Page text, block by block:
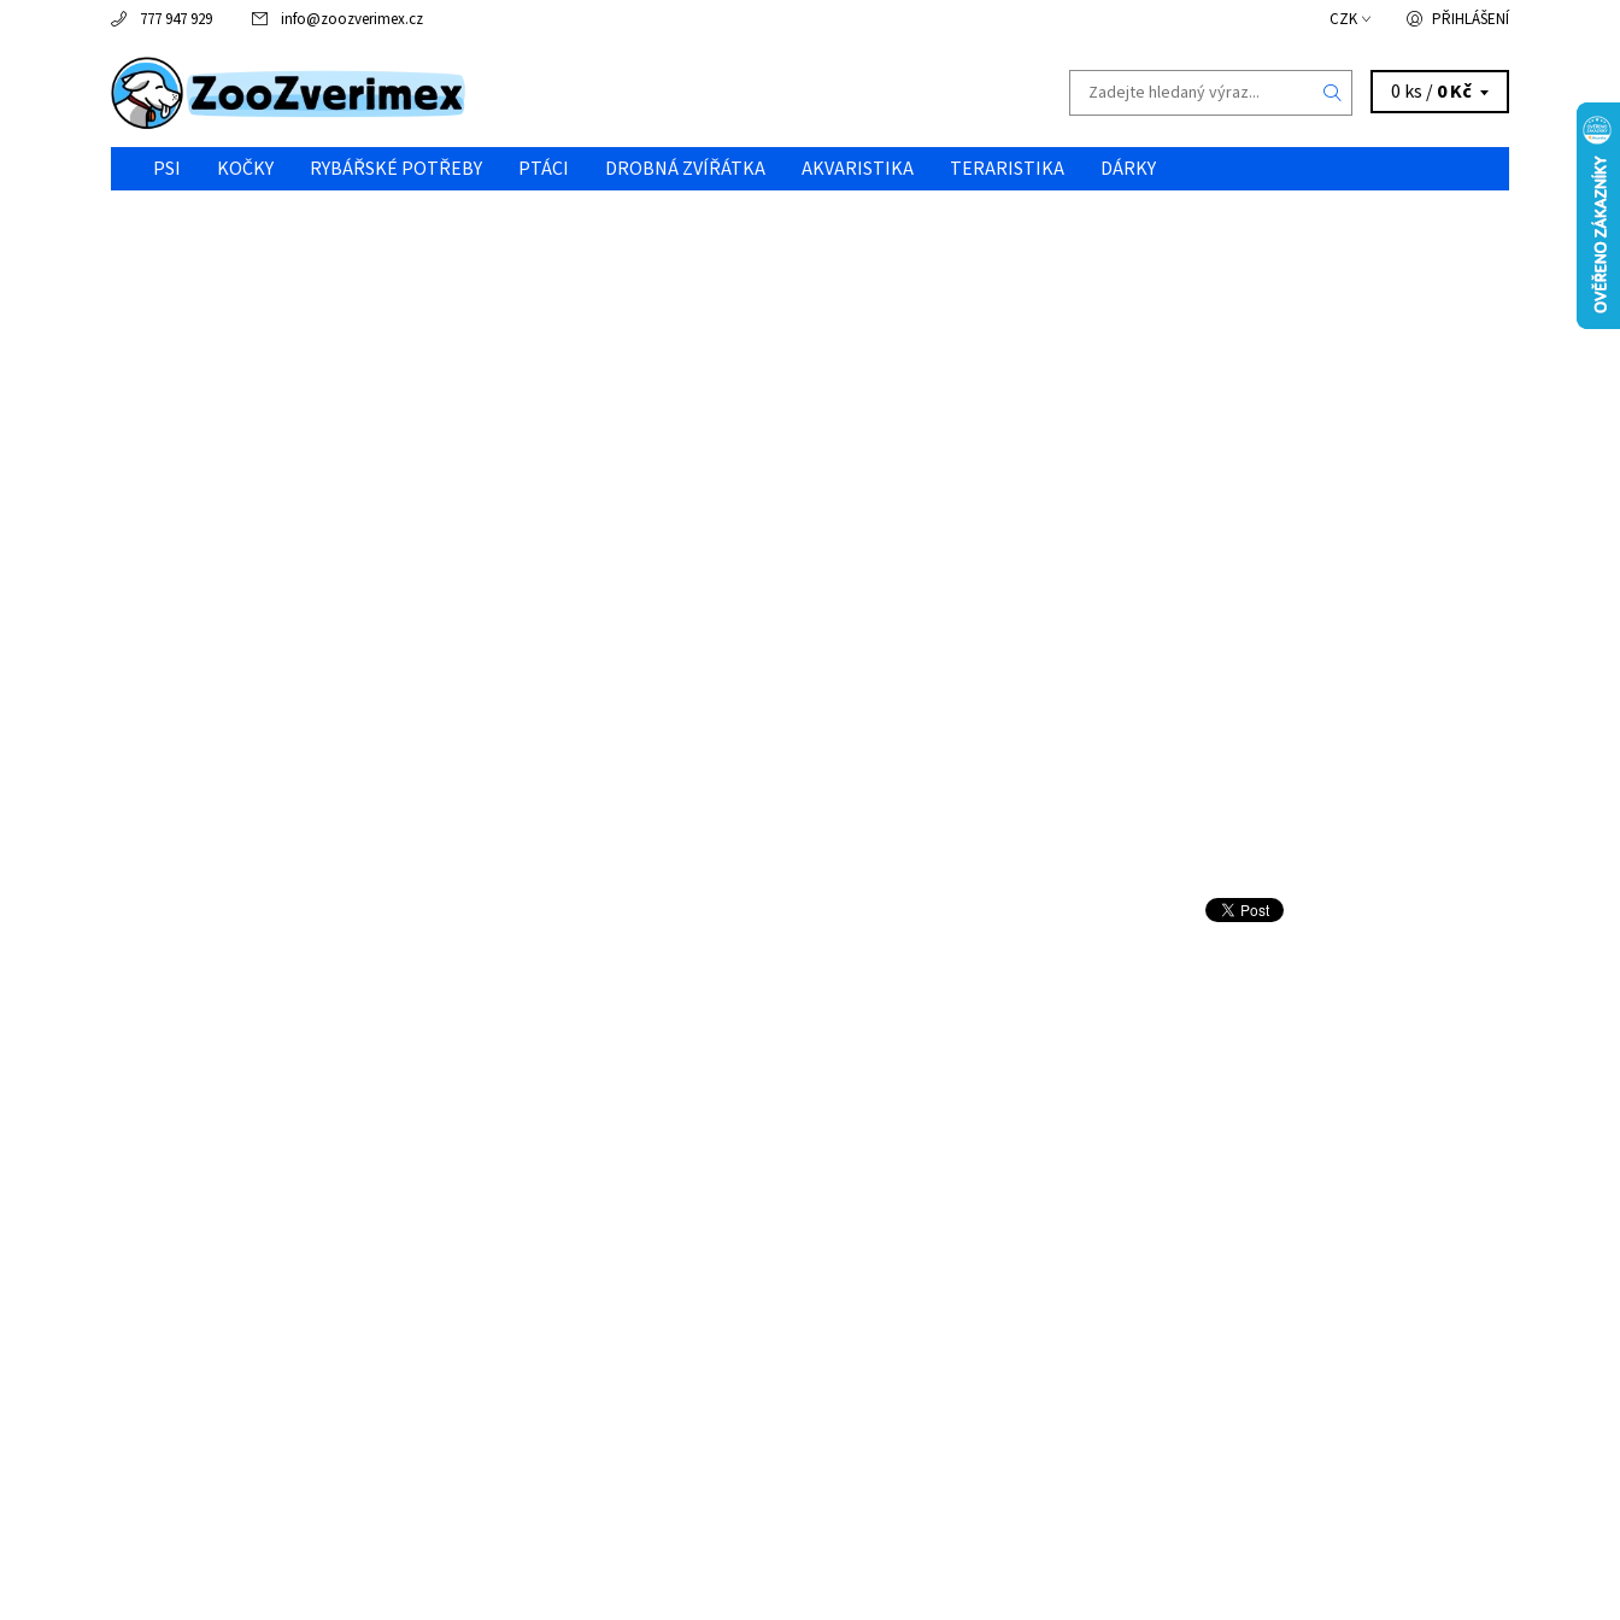
777 947 929 info@zoozverimex.cz CZK PŘIHLÁŠENÍ
0 ks /0 Kč
PSI KOČKY RYBÁŘSKÉ POTŘEBY PTÁCI DROBNÁ ZVÍŘÁTKA AKVARISTIKA TERARISTIKA
DÁRKY